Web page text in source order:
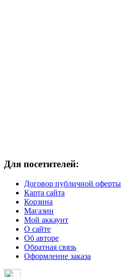
Для посетителей:
Договор публичной оферты
Карта сайта
Корзина
Магазин
Мой аккаунт
О сайте
Об авторе
Обратная связь
Оформление заказа